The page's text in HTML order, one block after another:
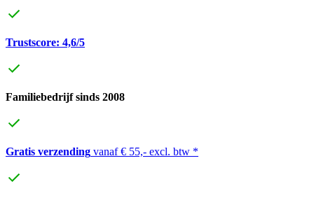
Trustscore: 4,6/5
Familiebedrijf sinds 2008
Gratis verzending vanaf € 55,- excl. btw *